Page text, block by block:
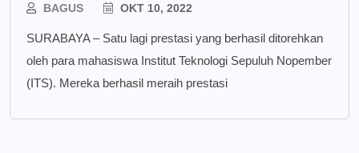
BAGUS OKT 10, 2022
SURABAYA – Satu lagi prestasi yang berhasil ditorehkan
oleh para mahasiswa Institut Teknologi Sepuluh Nopember
(ITS). Mereka berhasil meraih prestasi